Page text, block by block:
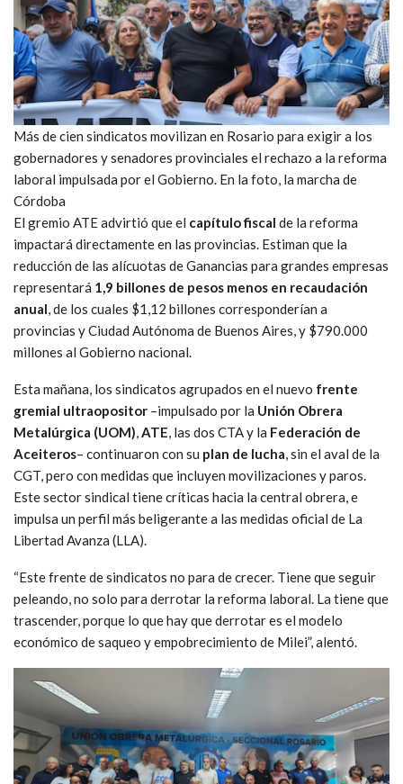
Más de cien sindicatos movilizan en Rosario para exigir a los
gobernadores y senadores provinciales el rechazo a la reforma
laboral impulsada por el Gobierno. En la foto, la marcha de
Córdoba
El gremio ATE advirtió que el capítulo fiscal de la reforma
impactará directamente en las provincias. Estiman que la
reducción de las alícuotas de Ganancias para grandes empresas
representará 1,9 billones de pesos menos en recaudación
anual, de los cuales $1,12 billones corresponderían a
provincias y Ciudad Autónoma de Buenos Aires, y $790.000
millones al Gobierno nacional.
Esta mañana, los sindicatos agrupados en el nuevo frente
gremial ultraopositor –impulsado por la Unión Obrera
Metalúrgica (UOM),ATE, las dos CTA y la Federación de
Aceiteros– continuaron con su plan de lucha, sin el aval de la
CGT, pero con medidas que incluyen movilizaciones y paros.
Este sector sindical tiene críticas hacia la central obrera, e
impulsa un perfil más beligerante a las medidas oficial de La
Libertad Avanza (LLA).
“Este frente de sindicatos no para de crecer. Tiene que seguir
peleando, no solo para derrotar la reforma laboral. La tiene que
trascender, porque lo que hay que derrotar es el modelo
económico de saqueo y empobrecimiento de Milei”, alentó.